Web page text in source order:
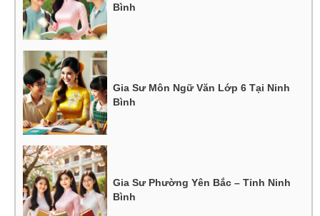
Bình
Gia Sư Môn Ngữ Văn Lớp 6 Tại Ninh
Bình
Gia Sư Phường Yên Bắc – Tỉnh Ninh
Bình